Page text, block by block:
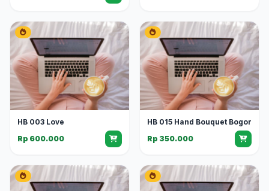
HB 003 Love
Rp 600.000
HB 015 Hand Bouquet Bogor
Rp 350.000